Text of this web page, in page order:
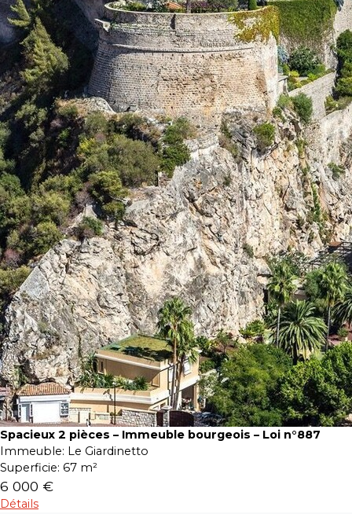
Spacieux 2 pièces – Immeuble bourgeois – Loi n°887
Immeuble: Le Giardinetto
Superficie: 67 m²
6 000 €
Détails